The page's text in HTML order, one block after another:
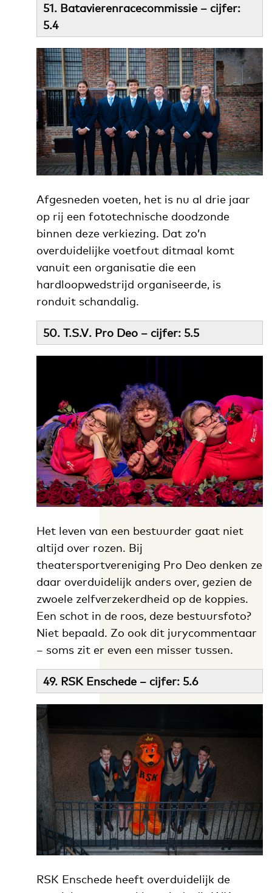
51. Batavierenracecommissie – cijfer:
5.4
Afgesneden voeten, het is nu al drie jaar
op rij een fototechnische doodzonde
binnen deze verkiezing. Dat zo’n
overduidelijke voetfout ditmaal komt
vanuit een organisatie die een
hardloopwedstrijd organiseerde, is
ronduit schandalig.
50. T.S.V. Pro Deo – cijfer: 5.5
Het leven van een bestuurder gaat niet
altijd over rozen. Bij
theatersportvereniging Pro Deo denken ze
daar overduidelijk anders over, gezien de
zwoele zelfverzekerdheid op de koppies.
Een schot in de roos, deze bestuursfoto?
Niet bepaald. Zo ook dit jurycommentaar
– soms zit er even een misser tussen.
49. RSK Enschede – cijfer: 5.6
RSK Enschede heeft overduidelijk de